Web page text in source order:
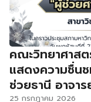
คณะวิทยาศาสต
แสดงความชื่น
ช่วยธานี อาจา
25 กรกฎาคม 2026